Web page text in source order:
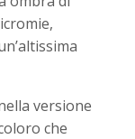
versione
che